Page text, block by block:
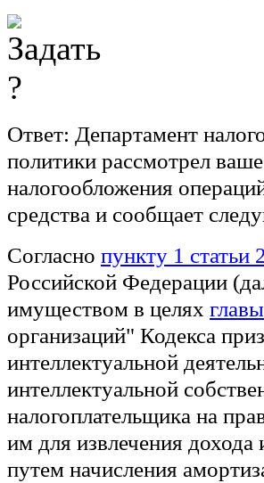
Ответ: Департамент
политики рассмотрел
налогообложения
средства и сообщает
Согласно пункту 1 статьи
Российской Федерации
имуществом в целях
организаций" Кодекса
интеллектуальной
интеллектуальной
налогоплательщика на
им для извлечения
путем начисления